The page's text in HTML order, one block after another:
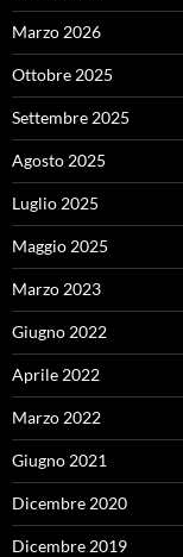
Marzo 2026
Ottobre 2025
Settembre 2025
Agosto 2025
Luglio 2025
Maggio 2025
Marzo 2023
Giugno 2022
Aprile 2022
Marzo 2022
Giugno 2021
Dicembre 2020
Dicembre 2019